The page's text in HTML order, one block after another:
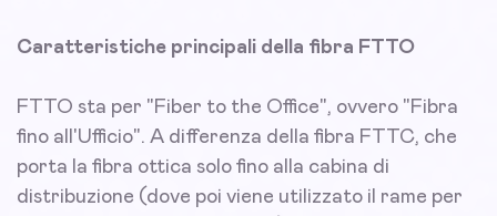
Caratteristiche principali della fibra FTTO
FTTO sta per "Fiber to the Office", ovvero "Fibra
fino all'Ufficio". A differenza della fibra FTTC, che
porta la fibra ottica solo fino alla cabina di
distribuzione (dove poi viene utilizzato il rame per